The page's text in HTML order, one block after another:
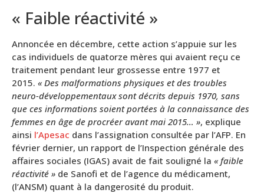
« Faible réactivité »
Annoncée en décembre, cette action s’appuie sur les
cas individuels de quatorze mères qui avaient reçu ce
traitement pendant leur grossesse entre 1977 et
2015. « Des malformations physiques et des troubles
neuro-développementaux sont décrits depuis 1970, sans
que ces informations soient portées à la connaissance des
femmes en âge de procréer avant mai 2015… », explique
ainsi l’Apesac dans l’assignation consultée par l’AFP. En
février dernier, un rapport de l’Inspection générale des
affaires sociales (IGAS) avait de fait souligné la « faible
réactivité » de Sanofi et de l’agence du médicament,
(l’ANSM) quant à la dangerosité du produit.